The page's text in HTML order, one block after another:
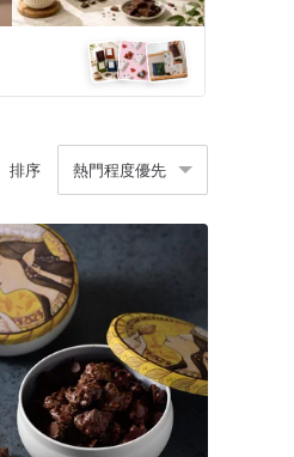
排序 熱門程度優先